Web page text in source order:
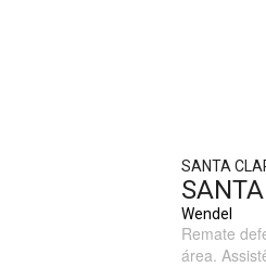
SANTA
Wendel
Remate
área.